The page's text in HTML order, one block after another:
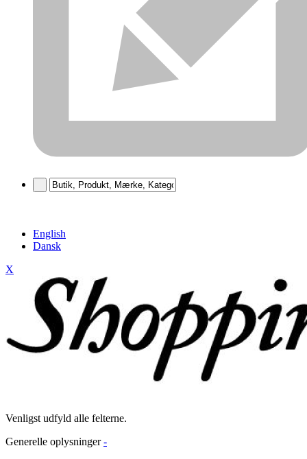
English
Dansk
X
Venligst udfyld alle felterne.
Generelle oplysninger -